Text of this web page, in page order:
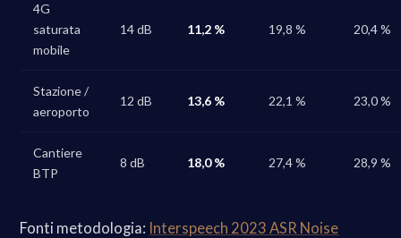
4G
saturata
mobile
14 dB 11,2 % 19,8 % 20,4 %
Stazione /
aeroporto
12 dB 13,6 % 22,1 % 23,0 %
Cantiere
BTP
8 dB 18,0 % 27,4 % 28,9 %
Fonti metodologia: Interspeech 2023 ASR Noise